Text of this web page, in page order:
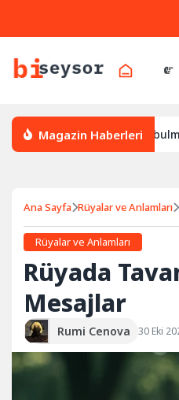
Magazin Haberleri
bulur, leylek yön bulması,
Ana Sayfa Rüyalar ve Anlamları
Rüyalar ve Anlamları
Rüyada
Mesajlar
Rumi Cenova 30 Eki